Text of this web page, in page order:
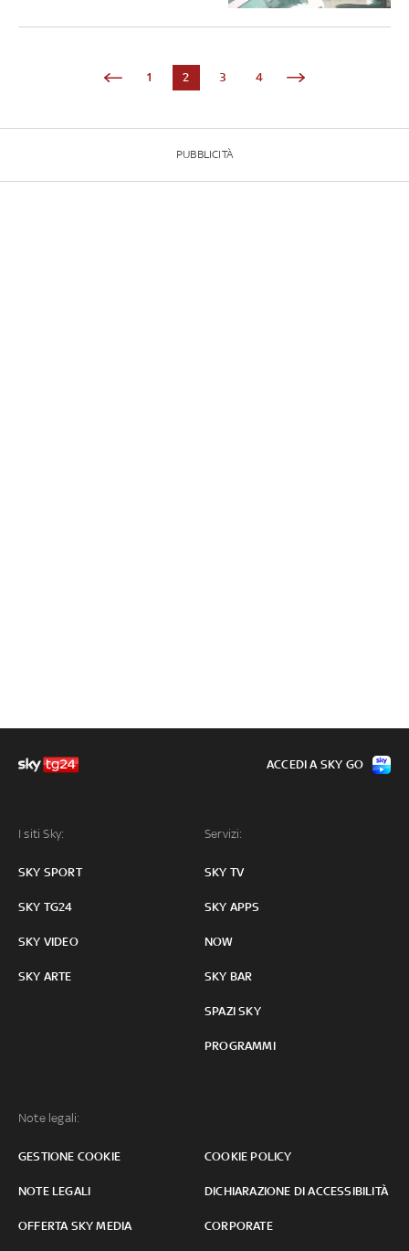
1 2 3 4
PUBBLICITÀ
I siti Sky:
SKY SPORT
SKY TG24
SKY VIDEO
SKY ARTE
Servizi:
SKY TV
SKY APPS
NOW
SKY BAR
SPAZI SKY
PROGRAMMI
Note legali:
GESTIONE COOKIE COOKIE POLICY
NOTE LEGALI DICHIARAZIONE DI ACCESSIBILITÀ
OFFERTA SKY MEDIA CORPORATE
ACCEDI A SKY GO